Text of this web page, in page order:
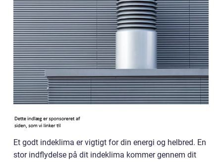
Et godt indeklima er vigtigt for din energi og helbred. En
stor indflydelse på dit indeklima kommer gennem dit